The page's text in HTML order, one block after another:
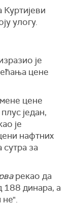
Куртијеви
улогу.
је
цене
цене
један,
је
нафтних
сутра за
рекао да
188 динара, а
не".